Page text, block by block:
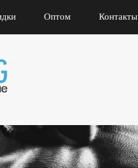
Оптом Контакты